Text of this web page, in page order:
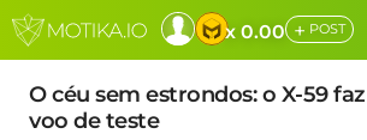
x 0.00 + POST
O céu sem estrondos: o X-59
voo de teste